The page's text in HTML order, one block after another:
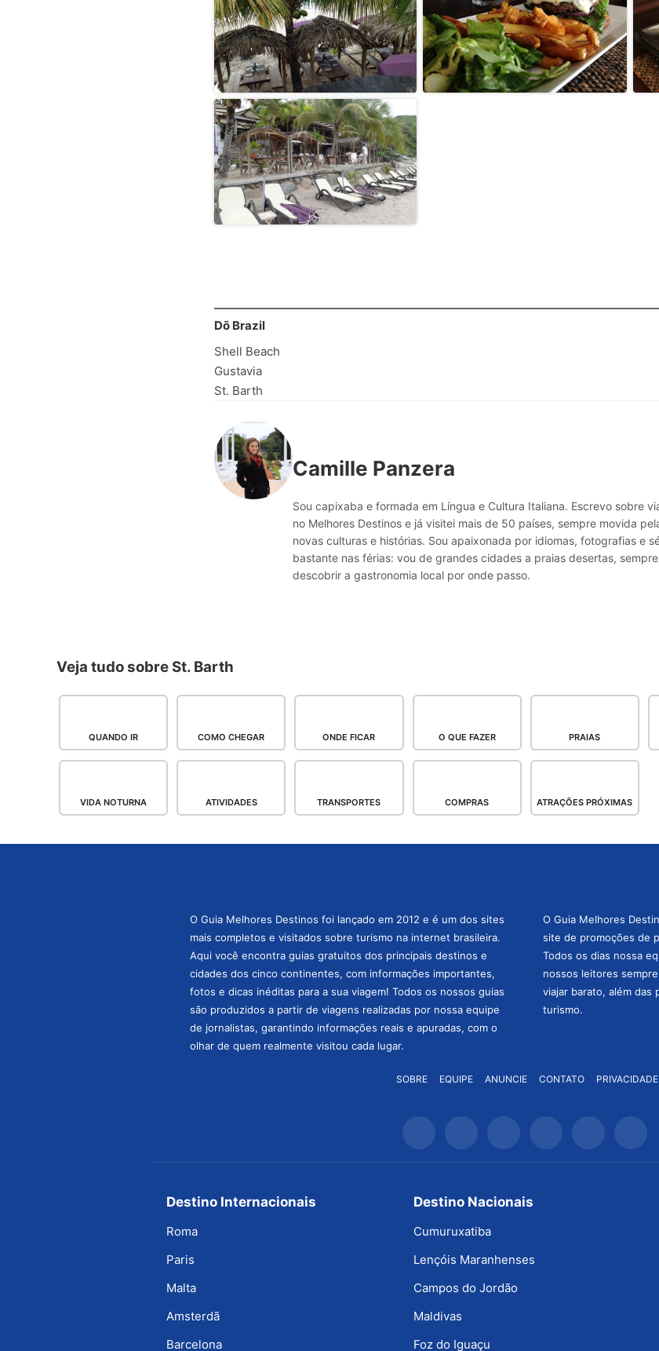
Dõ Brazil
Shell Beach
Gustavia
St. Barth
Camille Panzera
Sou capixaba e formada em Língua e Cultura Italiana. Escrevo sobre
no Melhores Destinos e já visitei mais de 50 países, sempre movida
novas culturas e histórias. Sou apaixonada por idiomas, fotografias e
bastante nas férias: vou de grandes cidades a praias desertas,
descobrir a gastronomia local por onde passo.
Veja tudo sobre St. Barth
QUANDO IR COMO CHEGAR ONDE FICAR O QUE FAZER PRAIAS
VIDA NOTURNA ATIVIDADES TRANSPORTES COMPRAS ATRAÇÕES PRÓXIMAS
O Guia Melhores Destinos foi lançado em 2012 e é um dos sites
mais completos e visitados sobre turismo na internet brasileira.
Aqui você encontra guias gratuitos dos principais destinos e
cidades dos cinco continentes, com informações importantes,
fotos e dicas inéditas para a sua viagem! Todos os nossos guias
são produzidos a partir de viagens realizadas por nossa equipe
de jornalistas, garantindo informações reais e apuradas, com o
olhar de quem realmente visitou cada lugar.
O Guia Melhores
site de promoções de
Todos os dias nossa
nossos leitores
viajar barato, além das
turismo.
SOBRE EQUIPE ANUNCIE CONTATO PRIVACIDADE
Destino Internacionais
Roma
Paris
Malta
Amsterdã
Barcelona
Destino Nacionais
Cumuruxatiba
Lençóis Maranhenses
Campos do Jordão
Maldivas
Foz do Iguaçu